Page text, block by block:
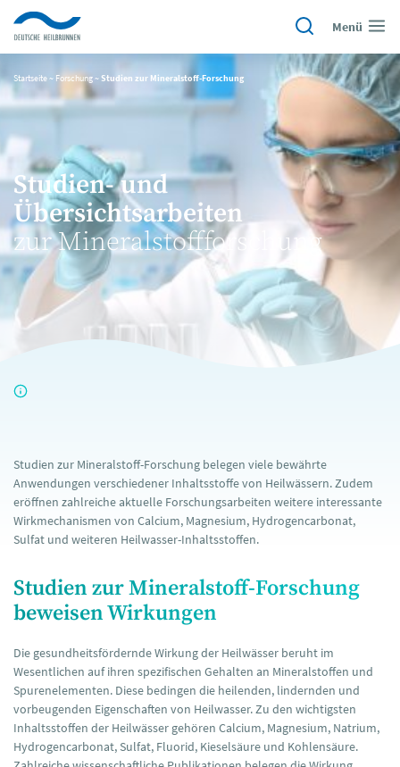
Menü
Startseite~ Forschung~ Studien zur Mineralstoff-Forschung
Studien- und
Übersichtsarbeiten
zur Mineralstoffforschung
Studien zur Mineralstoff-Forschung belegen viele bewährte
Anwendungen verschiedener Inhaltsstoffe von Heilwässern. Zudem
eröffnen zahlreiche aktuelle Forschungsarbeiten weitere interessante
Wirkmechanismen von Calcium, Magnesium, Hydrogencarbonat,
Sulfat und weiteren Heilwasser-Inhaltsstoffen.
Studien zur Mineralstoff-Forschung
beweisen Wirkungen
Die gesundheitsfördernde Wirkung der Heilwässer beruht im
Wesentlichen auf ihren spezifischen Gehalten an Mineralstoffen und
Spurenelementen. Diese bedingen die heilenden, lindernden und
vorbeugenden Eigenschaften von Heilwasser. Zu den wichtigsten
Inhaltsstoffen der Heilwässer gehören Calcium, Magnesium, Natrium,
Hydrogencarbonat, Sulfat, Fluorid, Kieselsäure und Kohlensäure.